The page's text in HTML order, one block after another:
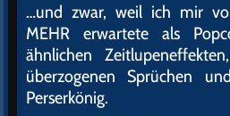
…und zwar, weil ich mir
MEHR erwartete als
ähnlichen
überzogenen Sprüchen
Perserkönig.